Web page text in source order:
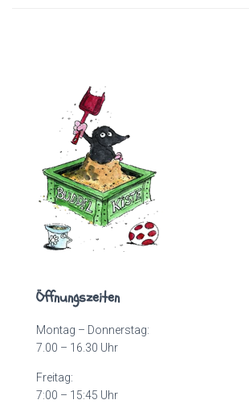
Öffnungszeiten
Montag – Donnerstag:
7.00 – 16.30 Uhr
Freitag:
7:00 – 15:45 Uhr